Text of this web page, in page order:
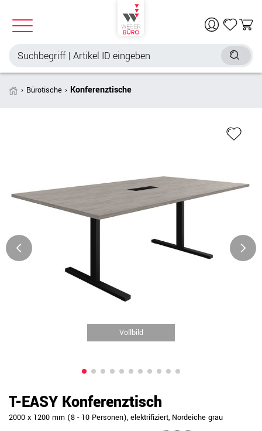
Bürotische Konferenztische
Vollbild
T-EASY Konferenztisch
2000 x 1200 mm (8 - 10 Personen), elektrifiziert, Nordeiche grau